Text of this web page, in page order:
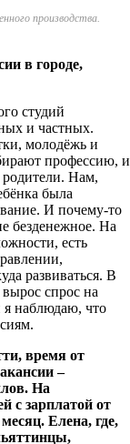
производства.
в городе,
студий
и частных.
молодёжь и
профессию, и
Нам,
была
И почему-то
безденежное. На
есть
развиваться. В
спрос на
я наблюдаю, что
время от
–
На
с зарплатой от
Елена, где,